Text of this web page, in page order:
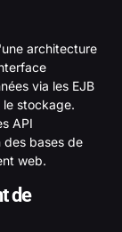
architecture
via les EJB
le stockage.
API
des bases de
web.
de